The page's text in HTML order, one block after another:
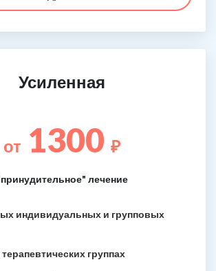
Усиленная
от 1300 ₽
лечение
индивидуальных и групповых
группах